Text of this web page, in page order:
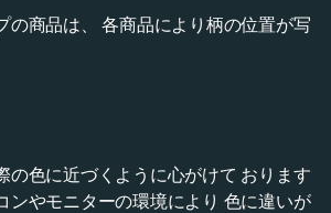
の商品は、 各商品により柄の位置が写
の色に近づくように心がけて おります
ンやモニターの環境により 色に違いが